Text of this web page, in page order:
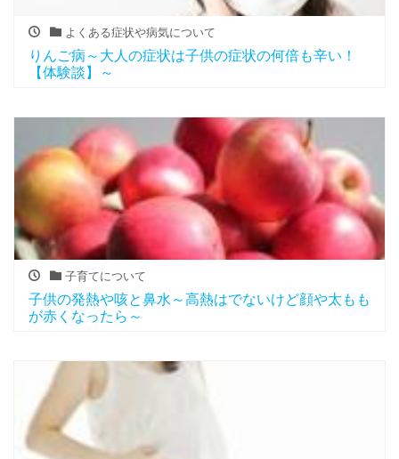
よくある症状や病気について
りんご病～大人の症状は子供の症状の何倍も辛い！
【体験談】～
子育てについて
子供の発熱や咳と鼻水～高熱はでないけど顔や太もも
が赤くなったら～